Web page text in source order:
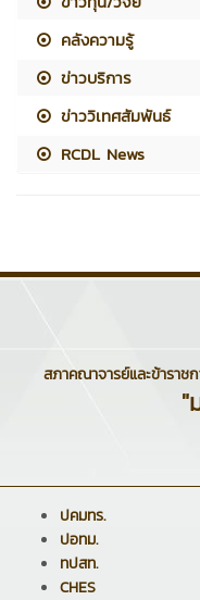
คลังความรู้
ข่าวบริการ
ข่าววิเทศสัมพันธ์
RCDL News
สภาคณาจารย์และข้าราช
"
ปคมทร.
ปอทม.
ทปสท.
CHES